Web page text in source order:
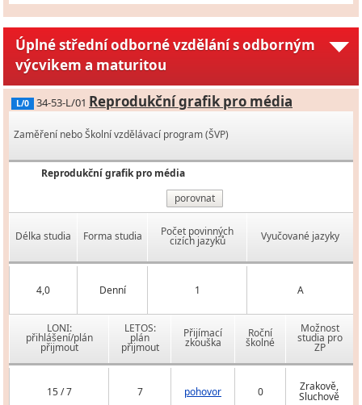
Úplné střední odborné vzdělání s odborným
výcvikem a maturitou
L/0 34-53-L/01 Reprodukční grafik pro média
Zaměření nebo Školní vzdělávací program (ŠVP)
Reprodukční grafik pro média
porovnat
Délka studia Forma studia Počet povinných
cizích jazyků Vyučované jazyky
4,0 Denní 1 A
LONI:
přihlášení/plán
přijmout
LETOS:
plán
přijmout
Přijímací
zkouška
Roční
školné
Možnost
studia pro
ZP
15 / 7 7 pohovor 0 Zrakově,
Sluchově